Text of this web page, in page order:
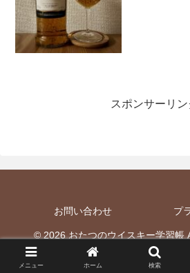
スポンサーリン
お問い合わせ プ
© 2026 おたつのウイスキー学習帳
メニュー ホーム 検索